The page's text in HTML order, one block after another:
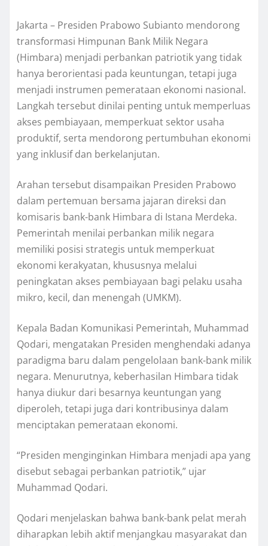
Jakarta – Presiden Prabowo Subianto mendorong
transformasi Himpunan Bank Milik Negara
(Himbara) menjadi perbankan patriotik yang tidak
hanya berorientasi pada keuntungan, tetapi juga
menjadi instrumen pemerataan ekonomi nasional.
Langkah tersebut dinilai penting untuk memperluas
akses pembiayaan, memperkuat sektor usaha
produktif, serta mendorong pertumbuhan ekonomi
yang inklusif dan berkelanjutan.
Arahan tersebut disampaikan Presiden Prabowo
dalam pertemuan bersama jajaran direksi dan
komisaris bank-bank Himbara di Istana Merdeka.
Pemerintah menilai perbankan milik negara
memiliki posisi strategis untuk memperkuat
ekonomi kerakyatan, khususnya melalui
peningkatan akses pembiayaan bagi pelaku usaha
mikro, kecil, dan menengah (UMKM).
Kepala Badan Komunikasi Pemerintah, Muhammad
Qodari, mengatakan Presiden menghendaki adanya
paradigma baru dalam pengelolaan bank-bank milik
negara. Menurutnya, keberhasilan Himbara tidak
hanya diukur dari besarnya keuntungan yang
diperoleh, tetapi juga dari kontribusinya dalam
menciptakan pemerataan ekonomi.
“Presiden menginginkan Himbara menjadi apa yang
disebut sebagai perbankan patriotik,” ujar
Muhammad Qodari.
Qodari menjelaskan bahwa bank-bank pelat merah
diharapkan lebih aktif menjangkau masyarakat dan